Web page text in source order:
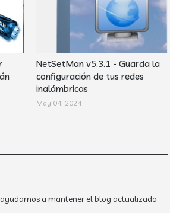
NetSetMan v5.3.1 - Guarda la
configuración de tus redes
inalámbricas
May 04, 2024
a mantener el blog actualizado.